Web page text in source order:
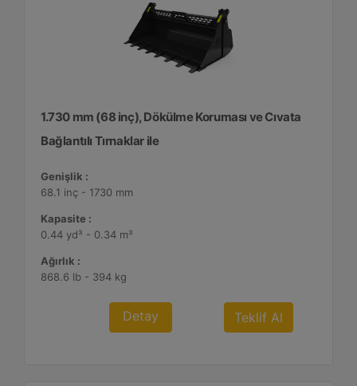
1.730 mm (68 inç), Dökülme Koruması ve Cıvata
Bağlantılı Tırnaklar ile
Genişlik :
68.1 inç - 1730 mm
Kapasite :
0.44 yd³ - 0.34 m³
Ağırlık :
868.6 lb - 394 kg
Detay Teklif Al